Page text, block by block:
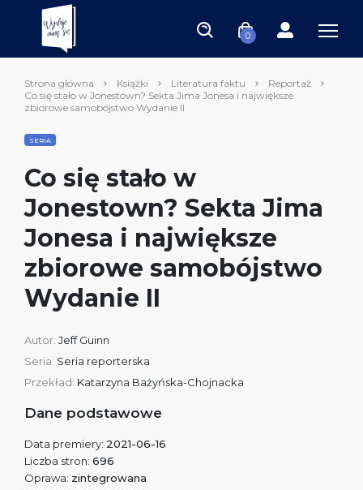
0
Strona główna Książki Literatura faktu
Reportaż
Co się stało w Jonestown? Sekta Jima Jonesa i największe
zbiorowe samobójstwo Wydanie II
SERIA
Co się stało w
Jonestown? Sekta Jima
Jonesa i największe
zbiorowe samobójstwo
Wydanie II
Autor: Jeff Guinn
Seria: Seria reporterska
Przekład: Katarzyna Bażyńska-Chojnacka
Dane podstawowe
Data premiery: 2021-06-16
Liczba stron: 696
Oprawa: zintegrowana